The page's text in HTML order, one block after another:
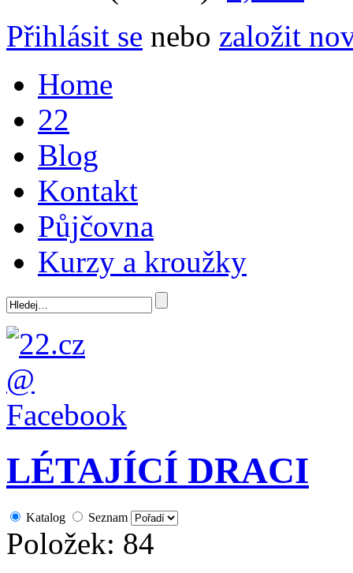
Přihlásit se nebo založit
Home
22
Blog
Kontakt
Půjčovna
Kurzy a kroužky
LÉTAJÍCÍ DRACI
Katalog Seznam
Položek: 84